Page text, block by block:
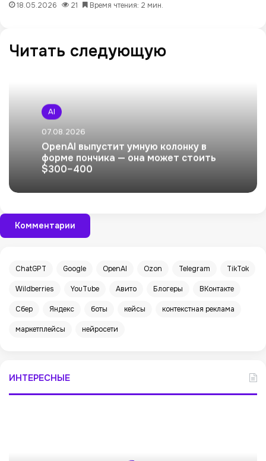
18.05.2026 21 Время чтения: 2 мин.
Читать следующую
AI
07.08.2026
OpenAI выпустит умную колонку в
форме пончика — она может стоить
$300–400
Комментарии
ChatGPT Google OpenAI Ozon Telegram TikTok
Wildberries YouTube Авито Блогеры ВКонтакте
Сбер Яндекс боты кейсы контекстная реклама
маркетплейсы нейросети
ИНТЕРЕСНЫЕ